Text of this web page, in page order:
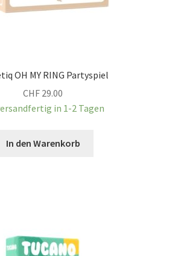
OH MY RING Partyspiel
CHF 29.00
in 1-2 Tagen
In den Warenkorb